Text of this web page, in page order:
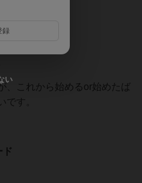
ド
戦、VP勝利）
、これから始めるor始めたば
です。
ド
録
い